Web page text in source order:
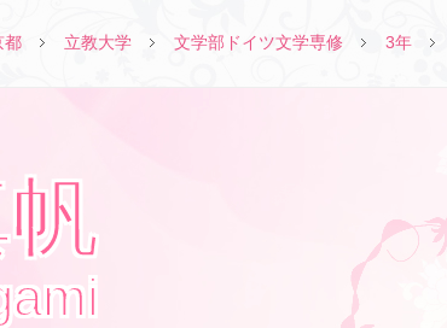
都 立教大学 文学部ドイツ文学専修 3年